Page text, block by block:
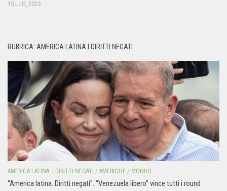
15 LUG, 2025
RUBRICA: AMERICA LATINA I DIRITTI NEGATI
AMERICA LATINA: I DIRITTI NEGATI / AMERICHE / MONDO
“America latina. Diritti negati”. “Venezuela libero” vince tutti i round